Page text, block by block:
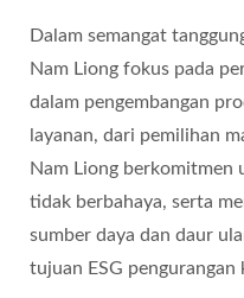
Dalam semangat
Nam Liong fokus pada
dalam pengembangan
layanan, dari pemilihan
Nam Liong berkomitmen
tidak berbahaya, serta
sumber daya dan daur
tujuan ESG